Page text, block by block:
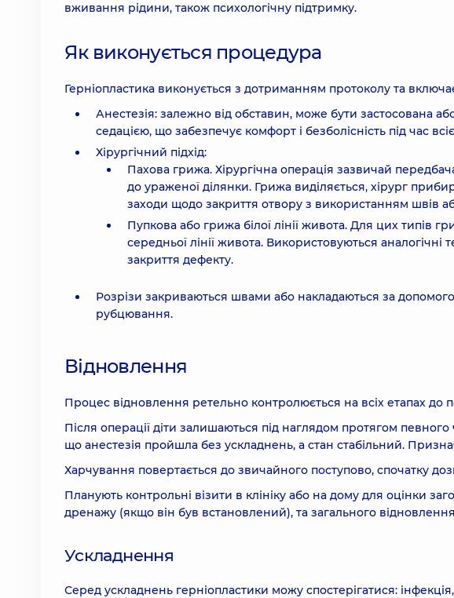
вживання рідини, також психологічну підтримку.
Як виконується процедура
Герніопластика виконується з дотриманням протоколу та
Анестезія: залежно від обставин, може бути застосована
седацією, що забезпечує комфорт і безболісність під час
Хірургічний підхід:
Пахова грижа. Хірургічна операція зазвичай
до ураженої ділянки. Грижа виділяється, хірург
заходи щодо закриття отвору з використанням швів
Пупкова або грижа білої лінії живота. Для цих типів
середньої лінії живота. Використовуються
закриття дефекту.
Розрізи закриваються швами або накладаються за
рубцювання.
Відновлення
Процес відновлення ретельно контролюється на всіх етапах до
Після операції діти залишаються під наглядом протягом
що анестезія пройшла без ускладнень, а стан стабільний.
Харчування повертається до звичайного поступово, спочатку
Планують контрольні візити в клініку або на дому для оцінки
дренажу (якщо він був встановлений), та загального
Ускладнення
Серед ускладнень герніопластики можу спостерігатися: